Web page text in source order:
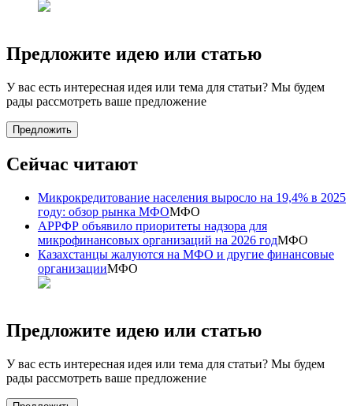
Предложите идею или статью
У вас есть интересная идея или тема для статьи? Мы будем
рады рассмотреть ваше предложение
Предложить
Сейчас читают
Микрокредитование населения выросло на 19,4% в 2025
году: обзор рынка МФОМФО
АРРФР объявило приоритеты надзора для
микрофинансовых организаций на 2026 годМФО
Казахстанцы жалуются на МФО и другие финансовые
организацииМФО
Предложите идею или статью
У вас есть интересная идея или тема для статьи? Мы будем
рады рассмотреть ваше предложение